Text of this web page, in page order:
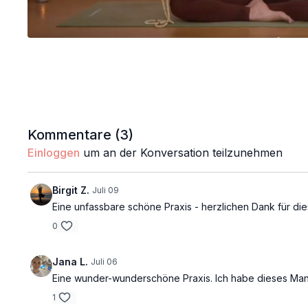
Kommentare (3)
Einloggen um an der Konversation teilzunehmen
Birgit Z. Juli 09
Eine unfassbare schöne Praxis - herzlichen Dank für
0
Jana L. Juli 06
Eine wunder-wunderschöne Praxis. Ich habe dieses
1